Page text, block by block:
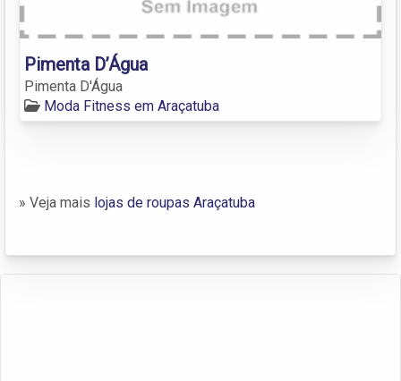
Pimenta D’Água
Pimenta D'Água
Moda Fitness em Araçatuba
» Veja mais lojas de roupas Araçatuba